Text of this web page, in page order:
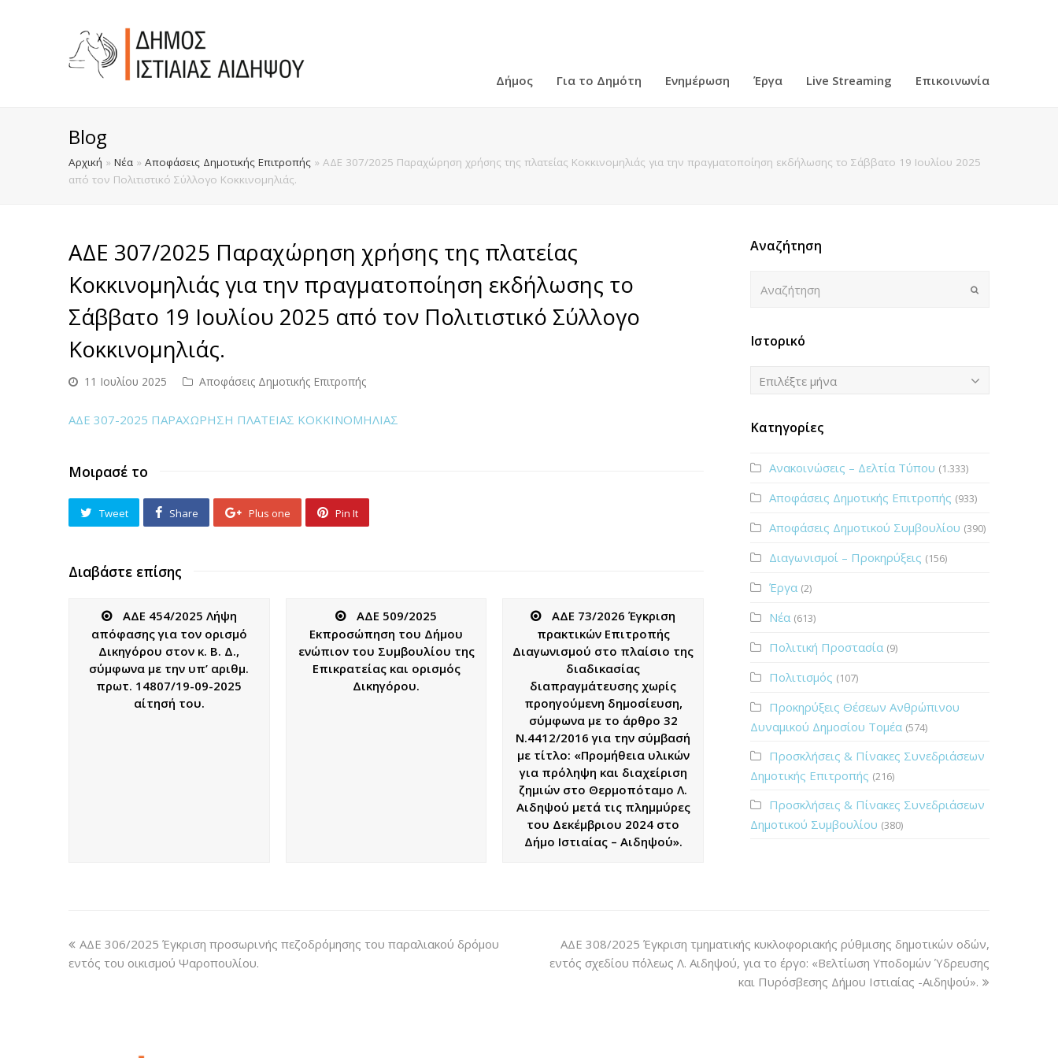
Δήμος Για το Δημότη Ενημέρωση Έργα Live Streaming Επικοινωνία
Blog
Αρχική » Νέα » Αποφάσεις Δημοτικής Επιτροπής » ΑΔΕ 307/2025 Παραχώρηση χρήσης της πλατείας Κοκκινομηλιάς για την πραγματοποίηση εκδήλωσης το Σάββατο 19 Ιουλίου 2025
από τον Πολιτιστικό Σύλλογο Κοκκινομηλιάς.
ΑΔΕ 307/2025 Παραχώρηση χρήσης της πλατείας
Κοκκινομηλιάς για την πραγματοποίηση εκδήλωσης το
Σάββατο 19 Ιουλίου 2025 από τον Πολιτιστικό Σύλλογο
Κοκκινομηλιάς.
11 Ιουλίου 2025 Αποφάσεις Δημοτικής Επιτροπής
ΑΔΕ 307-2025 ΠΑΡΑΧΩΡΗΣΗ ΠΛΑΤΕΙΑΣ ΚΟΚΚΙΝΟΜΗΛΙΑΣ
Μοιρασέ το
Tweet Share Plus one Pin It
Διαβάστε επίσης
ΑΔΕ 454/2025 Λήψη
απόφασης για τον ορισμό
Δικηγόρου στον κ. Β. Δ.,
σύμφωνα με την υπ’ αριθμ.
πρωτ. 14807/19-09-2025
αίτησή του.
ΑΔΕ 509/2025
Εκπροσώπηση του Δήμου
ενώπιον του Συμβουλίου της
Επικρατείας και ορισμός
Δικηγόρου.
ΑΔΕ 73/2026 Έγκριση
πρακτικών Επιτροπής
Διαγωνισμού στο πλαίσιο της
διαδικασίας
διαπραγμάτευσης χωρίς
προηγούμενη δημοσίευση,
σύμφωνα με το άρθρο 32
Ν.4412/2016 για την σύμβασή
με τίτλο: «Προμήθεια υλικών
για πρόληψη και διαχείριση
ζημιών στο Θερμοπόταμο Λ.
Αιδηψού μετά τις πλημμύρες
του Δεκέμβριου 2024 στο
Δήμο Ιστιαίας – Αιδηψού».
Αναζήτηση
Ιστορικό
Ιστορικό
Επιλέξτε μήνα
Κατηγορίες
Ανακοινώσεις – Δελτία Τύπου (1.333)
Αποφάσεις Δημοτικής Επιτροπής (933)
Αποφάσεις Δημοτικού Συμβουλίου (390)
Διαγωνισμοί – Προκηρύξεις (156)
Έργα (2)
Νέα (613)
Πολιτική Προστασία (9)
Πολιτισμός (107)
Προκηρύξεις Θέσεων Ανθρώπινου
Δυναμικού Δημοσίου Τομέα (574)
Προσκλήσεις & Πίνακες Συνεδριάσεων
Δημοτικής Επιτροπής (216)
Προσκλήσεις & Πίνακες Συνεδριάσεων
Δημοτικού Συμβουλίου (380)
ΑΔΕ 306/2025 Έγκριση προσωρινής πεζοδρόμησης του παραλιακού δρόμου
εντός του οικισμού Ψαροπουλίου.
ΑΔΕ 308/2025 Έγκριση τμηματικής κυκλοφοριακής ρύθμισης δημοτικών οδών,
εντός σχεδίου πόλεως Λ. Αιδηψού, για το έργο: «Βελτίωση Υποδομών Ύδρευσης
και Πυρόσβεσης Δήμου Ιστιαίας -Αιδηψού».